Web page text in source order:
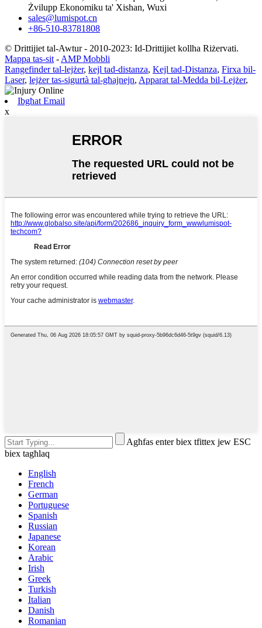
Żvilupp Ekonomiku ta' Xishan, Wuxi
sales@lumispot.cn
+86-510-83781808
© Drittijiet tal-Awtur - 2010-2023: Id-Drittijiet kollha Riżervati.
Mappa tas-sit - AMP Mobbli
Rangefinder tal-lejżer, kejl tad-distanza, Kejl tad-Distanza, Firxa bil-
Laser, lejżer tas-sigurtà tal-għajnejn, Apparat tal-Medda bil-Lejżer,
Ibgħat Email
x
Agħfas enter biex tfittex jew ESC
biex tagħlaq
English
French
German
Portuguese
Spanish
Russian
Japanese
Korean
Arabic
Irish
Greek
Turkish
Italian
Danish
Romanian